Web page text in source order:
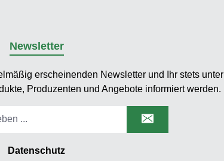
Newsletter
erscheinenden Newsletter und Ihr stets unter
Produzenten und Angebote informiert werden.
Datenschutz